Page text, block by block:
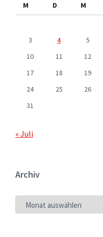
M
D M
3
4 5
10
11 12
17
18 19
24
25 26
31
« Juli
Archiv
ARCHIV